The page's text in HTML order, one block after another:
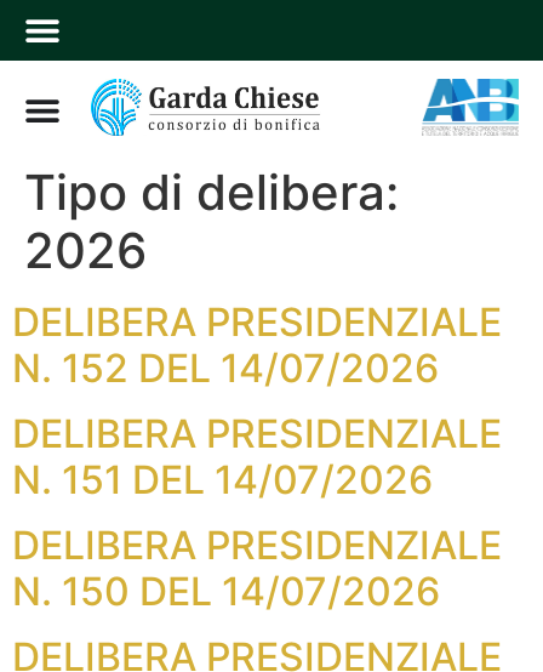
Tipo di delibera:
2026
DELIBERA PRESIDENZIALE
N. 152 DEL 14/07/2026
DELIBERA PRESIDENZIALE
N. 151 DEL 14/07/2026
DELIBERA PRESIDENZIALE
N. 150 DEL 14/07/2026
DELIBERA PRESIDENZIALE